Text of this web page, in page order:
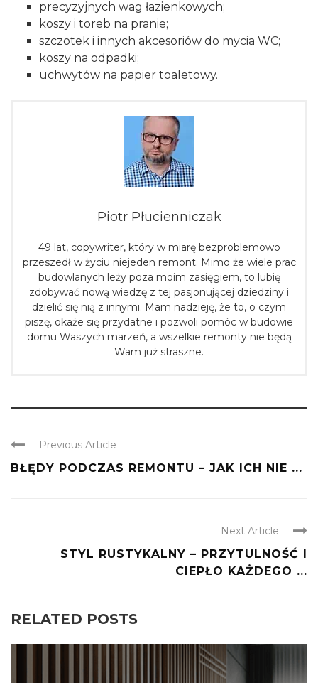
precyzyjnych wag łazienkowych;
koszy i toreb na pranie;
szczotek i innych akcesoriów do mycia WC;
koszy na odpadki;
uchwytów na papier toaletowy.
Piotr Płucienniczak
49 lat, copywriter, który w miarę bezproblemowo
przeszedł w życiu niejeden remont. Mimo że wiele prac
budowlanych leży poza moim zasięgiem, to lubię
zdobywać nową wiedzę z tej pasjonującej dziedziny i
dzielić się nią z innymi. Mam nadzieję, że to, o czym
piszę, okaże się przydatne i pozwoli pomóc w budowie
domu Waszych marzeń, a wszelkie remonty nie będą
Wam już straszne.
Previous Article
BŁĘDY PODCZAS REMONTU – JAK ICH NIE ...
Next Article
STYL RUSTYKALNY – PRZYTULNOŚĆ I
CIEPŁO KAŻDEGO ...
RELATED POSTS